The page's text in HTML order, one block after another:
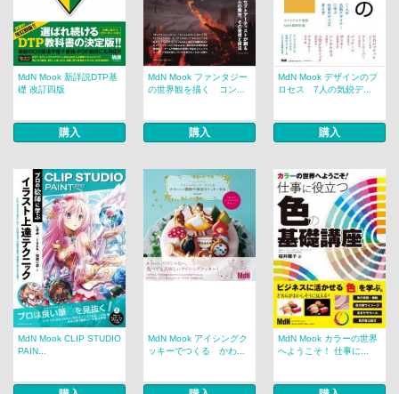
MdN Mook 新詳説DTP基
礎 改訂四版
購入
MdN Mook ファンタジー
の世界観を描く コン...
購入
MdN Mook デザインのプ
ロセス 7人の気鋭デ...
購入
MdN Mook CLIP STUDIO
PAIN...
MdN Mook アイシングク
ッキーでつくる かわ...
MdN Mook カラーの世界
へようこそ！ 仕事に...